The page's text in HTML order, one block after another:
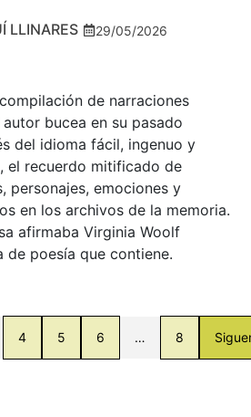
LLINARES 29/05/2026
de narraciones
bucea en su pasado
del idioma fácil, ingenuo y
el recuerdo mitificado de
personajes, emociones y
en los archivos de la memoria.
afirmaba Virginia Woolf
de poesía que contiene.
4 5 6 … 8